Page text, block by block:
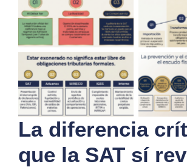
decreto 29-89
guatemala
decreto 29-89
guatemala
La diferencia
que la SAT sí